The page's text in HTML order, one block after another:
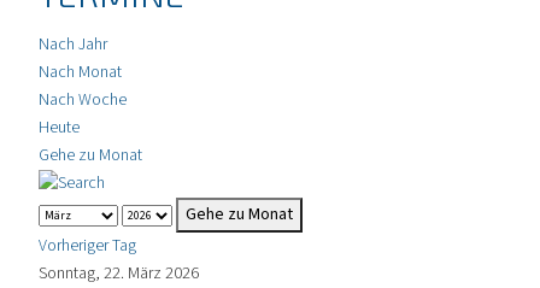
Nach Jahr
Nach Monat
Nach Woche
Heute
Gehe zu Monat
Gehe zu Monat
Vorheriger Tag
Sonntag, 22. März 2026